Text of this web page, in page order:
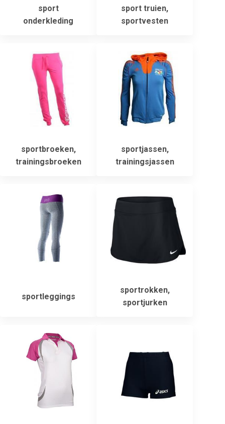
sport
onderkleding
sport truien,
sportvesten
sportbroeken,
trainingsbroeken
sportjassen,
trainingsjassen
sportleggings
sportrokken,
sportjurken